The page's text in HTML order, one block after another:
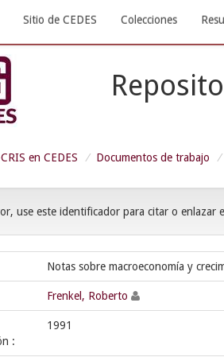
Sitio de CEDES Colecciones
en CEDES Documentos de trabajo
use este identificador para citar o enlazar
Notas sobre macroeconomía y
Frenkel, Roberto
:
1991